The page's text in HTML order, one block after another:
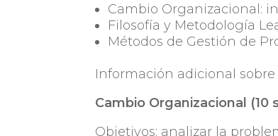
Cambio Organizacional:
Filosofía y Metodología
Métodos de Gestión de
Información adicional sobre
Cambio Organizacional
Objetivos: analizar la